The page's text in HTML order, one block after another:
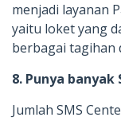
menjadi layanan
yaitu loket yang
berbagai tagihan
8. Punya banyak
Jumlah SMS